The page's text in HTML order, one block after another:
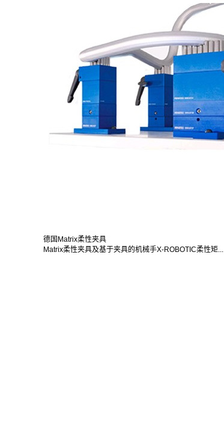
德国Matrix柔性夹具
Matrix柔性夹具及基于夹具的机械手X-ROBOTIC柔性矩...